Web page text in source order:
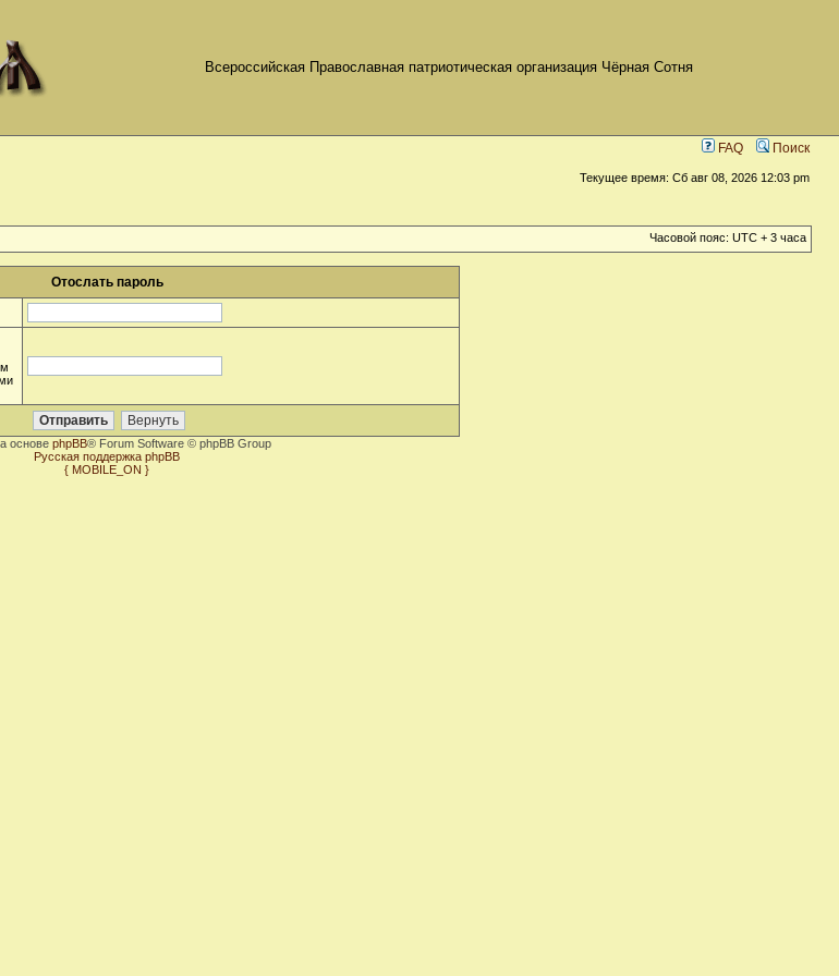
Всероссийская Православная патриотическая организация Чёрная Сотня
FAQ Поиск
Текущее время: Сб авг 08, 2026 12:03 pm
Часовой пояс: UTC + 3 часа
Отослать пароль
основе phpBB® Forum Software © phpBB Group
Русская поддержка phpBB
{ MOBILE_ON }